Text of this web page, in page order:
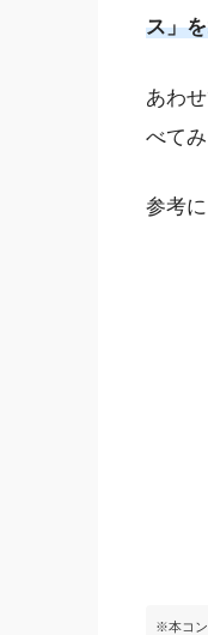
ス」
あわ
べてみ
参考
※本コン